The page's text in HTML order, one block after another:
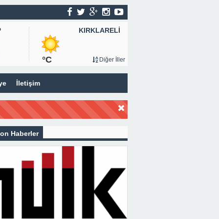
KIRKLARELİ
°C Diğer İller
İletişim
Haberler